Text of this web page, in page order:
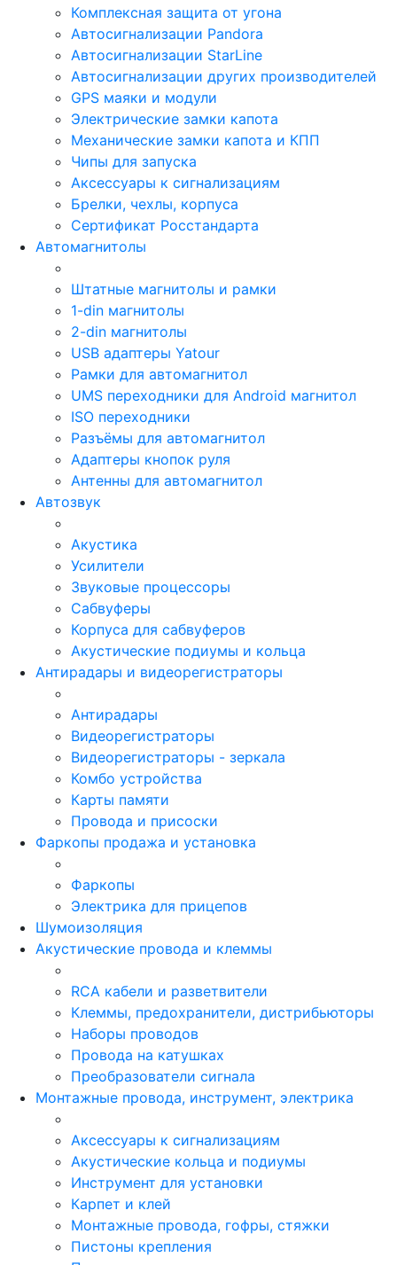
Комплексная защита от угона
Автосигнализации Pandora
Автосигнализации StarLine
Автосигнализации других производителей
GPS маяки и модули
Электрические замки капота
Механические замки капота и КПП
Чипы для запуска
Аксессуары к сигнализациям
Брелки, чехлы, корпуса
Сертификат Росстандарта
Автомагнитолы
Штатные магнитолы и рамки
1-din магнитолы
2-din магнитолы
USB адаптеры Yatour
Рамки для автомагнитол
UMS переходники для Android магнитол
ISO переходники
Разъёмы для автомагнитол
Адаптеры кнопок руля
Антенны для автомагнитол
Автозвук
Акустика
Усилители
Звуковые процессоры
Сабвуферы
Корпуса для сабвуферов
Акустические подиумы и кольца
Антирадары и видеорегистраторы
Антирадары
Видеорегистраторы
Видеорегистраторы - зеркала
Комбо устройства
Карты памяти
Провода и присоски
Фаркопы продажа и установка
Фаркопы
Электрика для прицепов
Шумоизоляция
Акустические провода и клеммы
RCA кабели и разветвители
Клеммы, предохранители, дистрибьюторы
Наборы проводов
Провода на катушках
Преобразователи сигнала
Монтажные провода, инструмент, электрика
Аксессуары к сигнализациям
Акустические кольца и подиумы
Инструмент для установки
Карпет и клей
Монтажные провода, гофры, стяжки
Пистоны крепления